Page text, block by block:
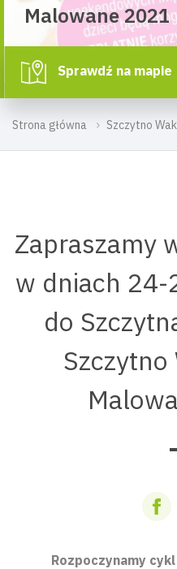
Strona główna Szczytno
Malowane 2021
Sprawdź na mapie
Zapraszamy
w dniach 24-
do
Szczytno
Rozpoczynamy